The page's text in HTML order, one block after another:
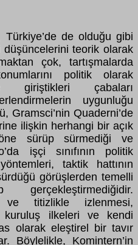
de olduğu gibi
düşüncelerini teorik olarak
çok, tartışmalarda
politik olarak
giriştikleri çabaları
uygunluğu
Gramsci’nin Quaderni’de
ilişkin herhangi bir açık
sürüp sürmediği ve
işçi sınıfının politik
taktik hattının
görüşlerden temelli
gerçekleştirmediğidir.
ve titizlikle izlenmesi,
kuruluş ilkeleri ve kendi
olarak eleştirel bir tavır
Böylelikle, Komintern’in